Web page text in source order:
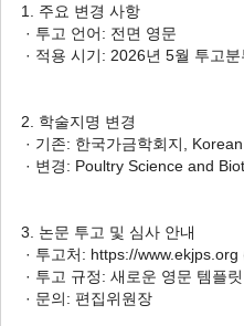
란품질 및 장의 형태
향
손지선
,홍의철
Effects of Dietary
on Performance,
Intestinal
Laying Hens
Hyunsoo Kim 1,*
1. 주요 변경 사항
· 투고 언어: 전면 영문
· 적용 시기: 2026년 5월 투고분
2. 학술지명 변경
· 기존: 한국가금학회지,
· 변경: Poultry Science and
3. 논문 투고 및 심사 안내
· 투고처: https://www.ekjps.org
· 투고 규정: 새로운 영문 템플
· 문의: 편집위원장